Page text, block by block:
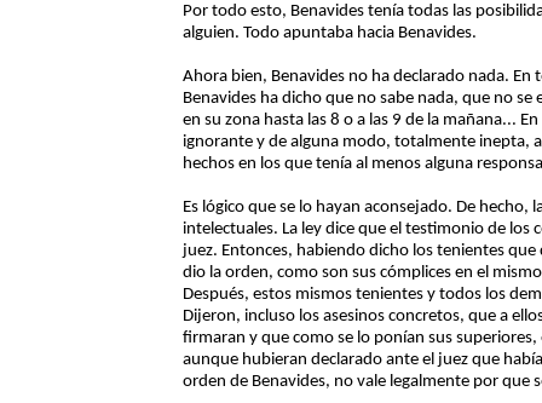
Por todo esto, Benavides tenía todas las
alguien. Todo apuntaba hacia Benavides.
Ahora bien, Benavides no ha declarado nada.
Benavides ha dicho que no sabe nada, que no
en su zona hasta las 8 o a las 9 de la mañana...
ignorante y de alguna modo, totalmente inepta,
hechos en los que tenía al menos alguna
Es lógico que se lo hayan aconsejado. De hecho,
intelectuales. La ley dice que el testimonio de
juez. Entonces, habiendo dicho los tenientes
dio la orden, como son sus cómplices en el
Después, estos mismos tenientes y todos los
Dijeron, incluso los asesinos concretos, que a
firmaran y que como se lo ponían sus
aunque hubieran declarado ante el juez que
orden de Benavides, no vale legalmente por que